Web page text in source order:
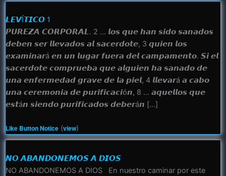
𝙇𝙀𝙑Í𝙏𝙄𝘾𝙊 1
𝙋𝙐𝙍𝙀𝙕𝘼 𝘾𝙊𝙍𝙋𝙊𝙍𝘼𝙇. 2 … 𝙡𝙤𝙨 𝙦𝙪𝙚 𝙝𝙖𝙣 𝙨𝙞𝙙𝙤 𝙨𝙖𝙣𝙖𝙙𝙤𝙨
𝙙𝙚𝙗𝙚𝙣 𝙨𝙚𝙧 𝙡𝙡𝙚𝙫𝙖𝙙𝙤𝙨 𝙖𝙡 𝙨𝙖𝙘𝙚𝙧𝙙𝙤𝙩𝙚, 3 𝙦𝙪𝙞𝙚𝙣 𝙡𝙤𝙨
𝙚𝙭𝙖𝙢𝙞𝙣𝙖𝙧á 𝙚𝙣 𝙪𝙣 𝙡𝙪𝙜𝙖𝙧 𝙛𝙪𝙚𝙧𝙖 𝙙𝙚𝙡 𝙘𝙖𝙢𝙥𝙖𝙢𝙚𝙣𝙩𝙤. 𝙎𝙞 𝙚𝙡
𝙨𝙖𝙘𝙚𝙧𝙙𝙤𝙩𝙚 𝙘𝙤𝙢𝙥𝙧𝙪𝙚𝙗𝙖 𝙦𝙪𝙚 𝙖𝙡𝙜𝙪𝙞𝙚𝙣 𝙝𝙖 𝙨𝙖𝙣𝙖𝙙𝙤 𝙙𝙚
𝙪𝙣𝙖 𝙚𝙣𝙛𝙚𝙧𝙢𝙚𝙙𝙖𝙙 𝙜𝙧𝙖𝙫𝙚 𝙙𝙚 𝙡𝙖 𝙥𝙞𝙚𝙡, 4 𝙡𝙡𝙚𝙫𝙖𝙧á 𝙖 𝙘𝙖𝙗𝙤
𝙪𝙣𝙖 𝙘𝙚𝙧𝙚𝙢𝙤𝙣𝙞𝙖 𝙙𝙚 𝙥𝙪𝙧𝙞𝙛𝙞𝙘𝙖𝙘𝙞ó𝙣, 8 … 𝙖𝙦𝙪𝙚𝙡𝙡𝙤𝙨 𝙦𝙪𝙚
𝙚𝙨𝙩á𝙣 𝙨𝙞𝙚𝙣𝙙𝙤 𝙥𝙪𝙧𝙞𝙛𝙞𝙘𝙖𝙙𝙤𝙨 𝙙𝙚𝙗𝙚𝙧á𝙣 […]
Like Button Notice (view)
𝙉𝙊 𝘼𝘽𝘼𝙉𝘿𝙊𝙉𝙀𝙈𝙊𝙎 𝘼 𝘿𝙄𝙊𝙎
NO ABANDONEMOS A DIOS En nuestro caminar por este